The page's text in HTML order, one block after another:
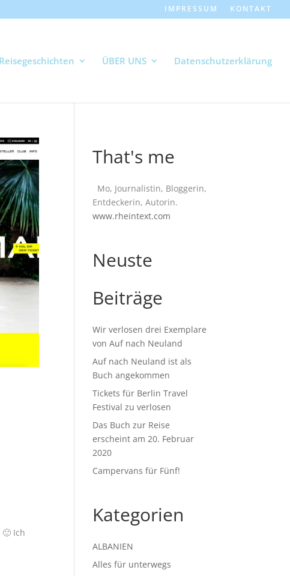
IMPRESSUM KONTAKT
ÜBER UNS Datenschutzerklärung
Ich
That's me
Mo, Journalistin, Bloggerin,
Entdeckerin, Autorin.
www.rheintext.com
Neuste
Beiträge
Wir verlosen drei Exemplare
von Auf nach Neuland
Auf nach Neuland ist als
Buch angekommen
Tickets für Berlin Travel
Festival zu verlosen
Das Buch zur Reise
erscheint am 20. Februar
2020
Campervans für Fünf!
Kategorien
ALBANIEN
Alles für unterwegs